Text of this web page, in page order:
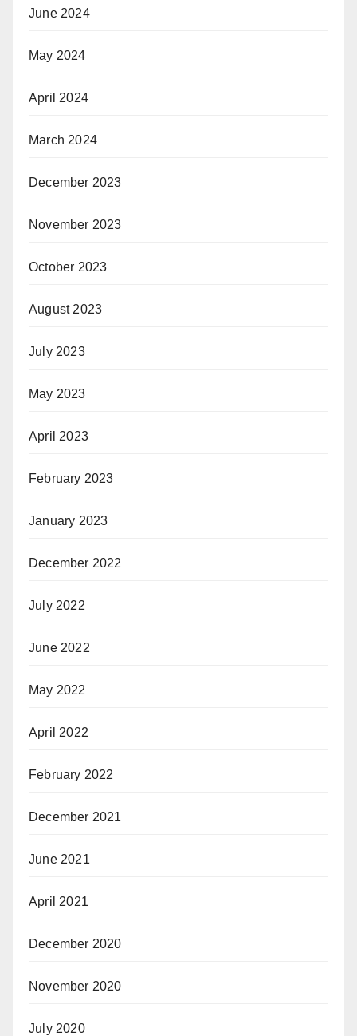
June 2024
May 2024
April 2024
March 2024
December 2023
November 2023
October 2023
August 2023
July 2023
May 2023
April 2023
February 2023
January 2023
December 2022
July 2022
June 2022
May 2022
April 2022
February 2022
December 2021
June 2021
April 2021
December 2020
November 2020
July 2020